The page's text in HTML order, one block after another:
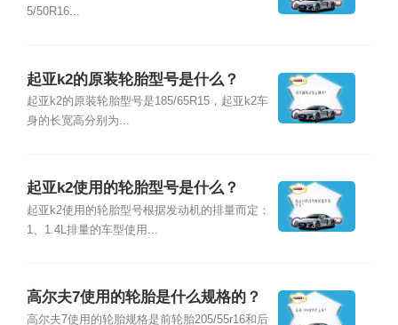
5/50R16...
起亚k2的原装轮胎型号是什么？
起亚k2的原装轮胎型号是185/65R15，起亚k2车
身的长宽高分别为...
起亚k2使用的轮胎型号是什么？
起亚k2使用的轮胎型号根据发动机的排量而定：
1、1.4L排量的车型使用...
高尔夫7使用的轮胎是什么规格的？
高尔夫7使用的轮胎规格是前轮胎205/55r16和后